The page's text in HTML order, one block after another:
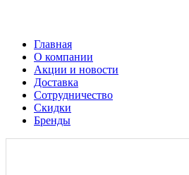
Главная
О компании
Акции и новости
Доставка
Сотрудничество
Скидки
Бренды